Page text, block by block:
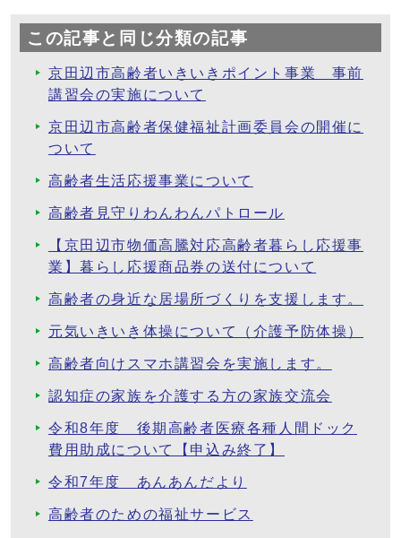
この記事と同じ分類の記事
京田辺市高齢者いきいきポイント事業 事前
講習会の実施について
京田辺市高齢者保健福祉計画委員会の開催に
ついて
高齢者生活応援事業について
高齢者見守りわんわんパトロール
【京田辺市物価高騰対応高齢者暮らし応援事
業】暮らし応援商品券の送付について
高齢者の身近な居場所づくりを支援します。
元気いきいき体操について（介護予防体操）
高齢者向けスマホ講習会を実施します。
認知症の家族を介護する方の家族交流会
令和8年度 後期高齢者医療各種人間ドック
費用助成について【申込み終了】
令和7年度 あんあんだより
高齢者のための福祉サービス